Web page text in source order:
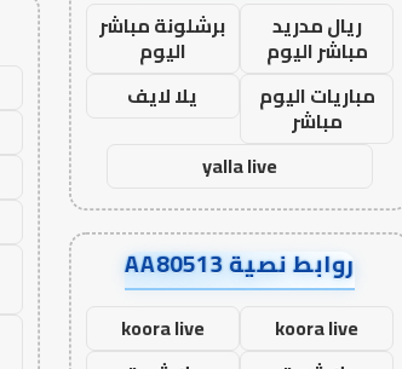
ريال مدريد
مباشر اليوم
برشلونة مباشر
اليوم
مباريات اليوم
مباشر
يلا لايف
yalla live
روابط نصية AA80513
koora live
koora live